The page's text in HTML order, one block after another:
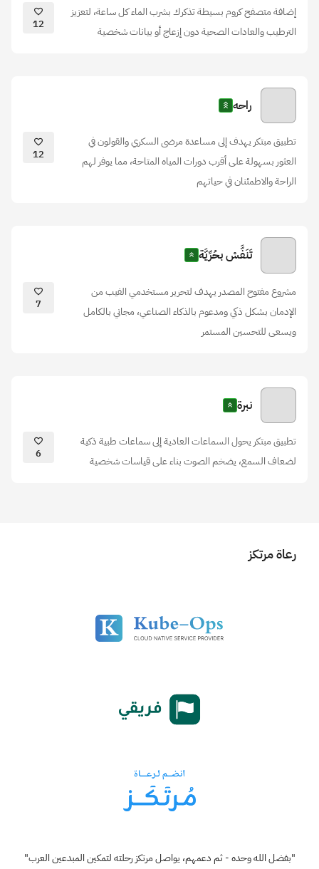
إضافة متصفح كروم بسيطة تذكرك بشرب الماء كل ساعة، لتعزيز
الترطيب والعادات الصحية دون إزعاج أو بيانات شخصية
12
راحه
تطبيق مبتكر يهدف إلى مساعدة مرضى السكري والقولون في
العثور بسهولة على أقرب دورات المياه المتاحة، مما يوفر لهم
الراحة والاطمئنان في حياتهم
12
تَنَفَّسْ بحُرِّيَّة
مشروع مفتوح المصدر يهدف لتحرير مستخدمي الفيب من
الإدمان بشكل ذكي ومدعوم بالذكاء الصناعي، مجاني بالكامل
ويسعى للتحسين المستمر
7
نبرة
تطبيق مبتكر يحول السماعات العادية إلى سماعات طبية ذكية
لضعاف السمع، يضخم الصوت بناء على قياسات شخصية
6
رعاة مرتكز
"بفضل الله وحده - ثم دعمهم، يواصل مرتكز رحلته لتمكين المبدعين العرب"